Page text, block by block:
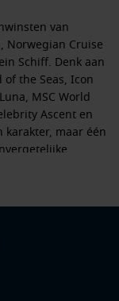
van
, Norwegian Cruise
Schiff. Denk aan
of the Seas, Icon
, MSC World
Ascent en
karakter, maar één
verrassende
activiteiten voor
cruise met